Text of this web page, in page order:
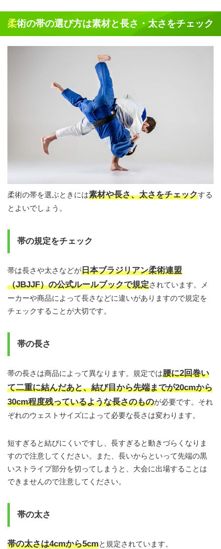
柔術の帯の選び方は素材と長さ・太さをチェック
柔術の帯を選ぶときには素材や長さ、太さをチェックする
とよいでしょう。
帯の規定をチェック
帯は長さや太さなどが日本ブラジリアン柔術連盟
（JBJJF）の公式ルールブックで規定されています。メ
ーカーや商品によって長さなどに違いがありますので規定を
チェックすることが大切です。
帯の長さ
帯の長さは商品によって異なります。規定では腰に2回巻い
て二重に結んだあと、結び目から先端までが20cmから
30cm程度残っているような長さのものが必要です。それ
ぞれのウェストサイズによって必要な長さは変わります。
短すぎると結びにくいですし、長すぎると動きづらくなりま
すので注意してください。また、長いからといって先端の黒
いストライプ部分を切ってしまうと、大会に出場することは
できませんので注意してください。
帯の太さ
帯の太さは4cmから5cmと規定されています。